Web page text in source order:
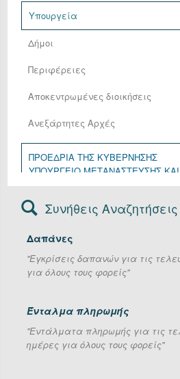
Υπουργεία
Δήμοι
Περιφέρειες
Αποκεντρωμένες διοικήσεις
Ανεξάρτητες Αρχές
ΠΡΟΕΔΡΙΑ ΤΗΣ ΚΥΒΕΡΝΗΣΗΣ
ΥΠΟΥΡΓΕΙΟ ΜΕΤΑΝΑΣΤΕΥΣΗΣ
ΥΠΟΥΡΓΕΙΟ ΑΓΡΟΤΙΚΗΣ
ΥΠΟΥΡΓΕΙΟ ΑΝΑΠΤΥΞΗΣ
ΥΠΟΥΡΓΕΙΟ ΔΙΚΑΙΟΣΥΝΗΣ
ΥΠΟΥΡΓΕΙΟ ΕΞΩΤΕΡΙΚΩΝ
ΥΠΟΥΡΓΕΙΟ ΕΡΓΑΣΙΑΣ ΚΑΙ
ΥΠΟΥΡΓΕΙΟ ΕΣΩΤΕΡΙΚΩΝ
ΥΠΟΥΡΓΕΙΟ ΚΛΙΜΑΤΙΚΗΣ ΚΡΙΣΗΣ
ΥΠΟΥΡΓΕΙΟ ΚΟΙΝΩΝΙΚΗΣ ΣΥΝΟΧΗΣ
ΟΙΚΟΓΕΝΕΙΑΣ
ΥΠΟΥΡΓΕΙΟ ΝΑΥΤΙΛΙΑΣ ΚΑΙ
ΥΠΟΥΡΓΕΙΟ ΟΙΚΟΝΟΜΙΚΩΝ
Συνήθεις Αναζητήσεις
Δαπάνες
''Εγκρίσεις δαπανών για τις
για όλους τους φορείς''
Ένταλμα πληρωμής
''Εντάλματα πληρωμής για τις
ημέρες για όλους τους φορείς''